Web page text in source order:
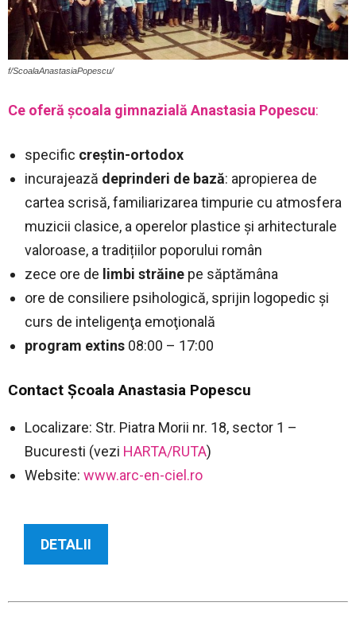
f/ScoalaAnastasiaPopescu/
Ce oferă şcoala gimnazială Anastasia Popescu:
specific creştin-ortodox
incurajează deprinderi de bază: apropierea de
cartea scrisă, familiarizarea timpurie cu atmosfera
muzicii clasice, a operelor plastice și arhitecturale
valoroase, a tradițiilor poporului român
zece ore de limbi străine pe săptămâna
ore de consiliere psihologică, sprijin logopedic şi
curs de inteligenţa emoţională
program extins 08:00 – 17:00
Contact Şcoala Anastasia Popescu
Localizare: Str. Piatra Morii nr. 18, sector 1 –
Bucuresti (vezi HARTA/RUTA)
Website: www.arc-en-ciel.ro
DETALII